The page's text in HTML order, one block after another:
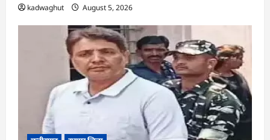
kadwaghut August 5, 2026